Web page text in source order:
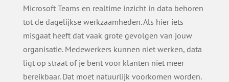
Microsoft Teams en realtime inzicht in data behoren
tot de dagelijkse werkzaamheden. Als hier iets
misgaat heeft dat vaak grote gevolgen van jouw
organisatie. Medewerkers kunnen niet werken, data
ligt op straat of je bent voor klanten niet meer
bereikbaar. Dat moet natuurlijk voorkomen worden.